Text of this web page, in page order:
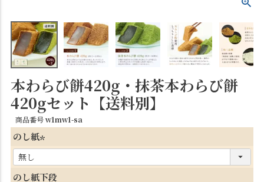
本わらび餅420g・抹茶本わらび餅
420gセット【送料別】
商品番号w1mw1-sa
のし紙
必
のし紙下段